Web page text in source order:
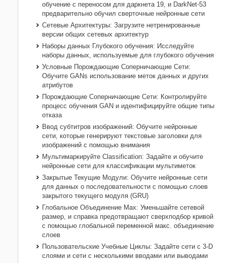
обучение с переносом для даркнета 19, и DarkNet-53
предварительно обучил сверточные нейронные сети
Сетевые Архитектуры: Загрузите нетренированные
версии общих сетевых архитектур
Наборы данных Глубокого обучения: Исследуйте
наборы данных, используемые для глубокого обучения
Условные Порождающие Соперничающие Сети:
Обучите GANs использование меток данных и других
атрибутов
Порождающие Соперничающие Сети: Контролируйте
процесс обучения GAN и идентифицируйте общие типы
отказа
Ввод субтитров изображений: Обучите нейронные
сети, которые генерируют текстовые заголовки для
изображений с помощью внимания
Мультимаркируйте Classification: Задайте и обучите
нейронные сети для классификации мультиметок
Закрытые Текущие Модули: Обучите нейронные сети
для данных о последовательности с помощью слоев
закрытого текущего модуля (GRU)
Глобальное Объединение Max: Уменьшайте сетевой
размер, и справка предотвращают сверхподбор кривой
с помощью глобальной переменной макс. объединение
слоев
Пользовательские Учебные Циклы: Задайте сети с 3-D
слоями и сети с несколькими вводами или выводами